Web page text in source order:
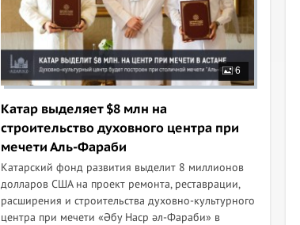
6
Катар выделяет $8 млн на
строительство духовного центра при
мечети Аль-Фараби
Катарский фонд развития выделит 8 миллионов
долларов США на проект ремонта, реставрации,
расширения и строительства духовно-культурного
центра при мечети «Әбу Наср әл-Фараби» в